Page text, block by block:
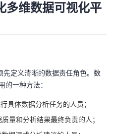
多维数据可视化平
定义清晰的数据责任角色。数
的一种方法：
具体数据分析任务的人员；
量和分析结果最终负责的人；